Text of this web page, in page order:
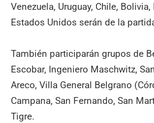
Venezuela, Uruguay, Chile,
Estados Unidos serán de la
También participarán grupos de
Escobar, Ingeniero Maschwitz,
Areco, Villa General Belgrano
Campana, San Fernando, San
Tigre.